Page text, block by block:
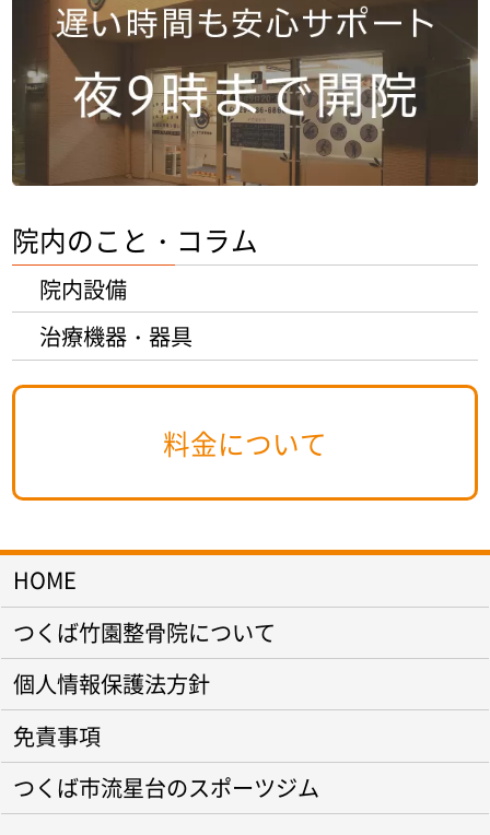
院内のこと・コラム
院内設備
治療機器・器具
料金について
HOME
つくば竹園整骨院について
個人情報保護法方針
免責事項
つくば市流星台のスポーツジム